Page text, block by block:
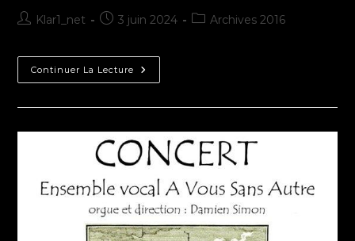
Klar1_net 3 juin 2024 Archives 2016
Continuer La Lecture